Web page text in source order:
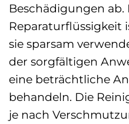
Beschädigungen ab.
Reparaturflüssigkeit
sie sparsam
der sorgfältigen
eine beträchtliche
behandeln. Die
je nach